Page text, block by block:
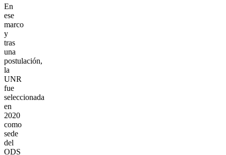
En
ese
marco
y
tras
una
postulación,
la
UNR
fue
seleccionada
en
2020
como
sede
del
ODS